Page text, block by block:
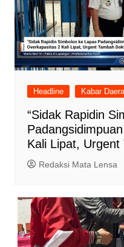
Headline Kabar
“Sidak Rapidin
Kali Lipat, Urgent
Redaksi Mata Lensa